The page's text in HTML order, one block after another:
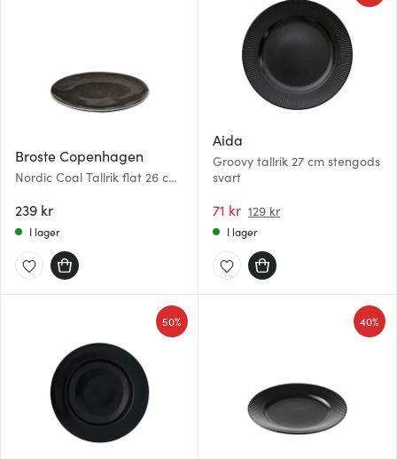
Broste Copenhagen
Nordic Coal Tallrik flat 26 cm
239 kr
I lager
Aida
Groovy tallrik 27 cm stengods
svart
71 kr 129 kr
I lager
50% 40%